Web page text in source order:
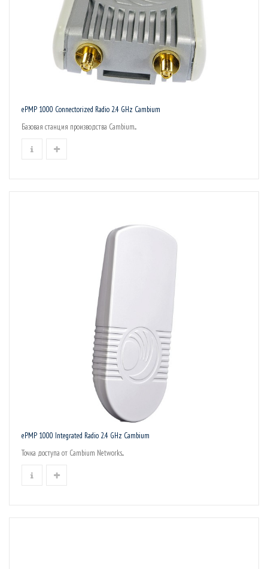
ePMP 1000 Connectorized Radio 2.4 GHz Cambium
Базовая станция производства Cambium...
ePMP 1000 Integrated Radio 2.4 GHz Cambium
Точка доступа от Cambium Networks...